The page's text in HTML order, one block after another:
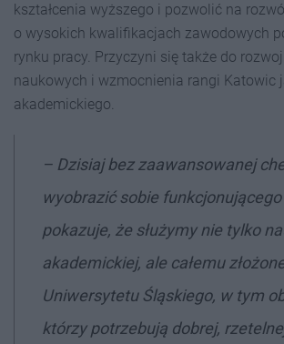
kształcenia wyższego i pozwolić na
o wysokich kwalifikacjach zawodowych
rynku pracy. Przyczyni się także do
naukowych i wzmocnienia rangi Katowic
akademickiego.
– Dzisiaj bez zaawansowanej
wyobrazić sobie
pokazuje, że służymy nie tylko
akademickiej, ale całemu
Uniwersytetu Śląskiego, w tym
którzy potrzebują dobrej,